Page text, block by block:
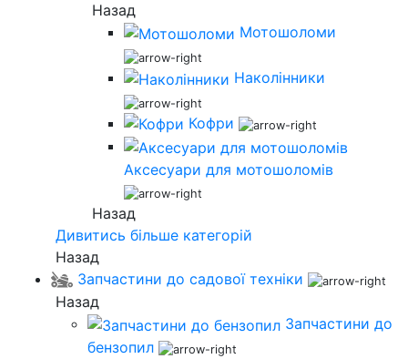
Назад
Мотошоломи
Наколінники
Кофри
Аксесуари для мотошоломів
Назад
Дивитись більше категорій
Назад
Запчастини до садової техніки
Назад
Запчастини до
бензопил